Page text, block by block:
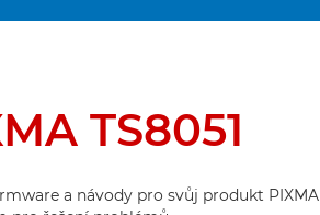
TS8051
a návody pro svůj produkt PIXMA